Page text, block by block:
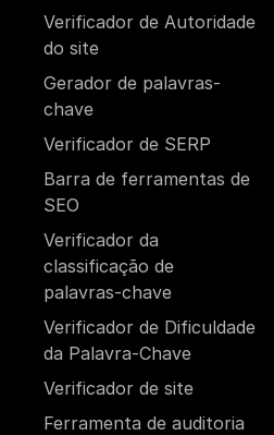
Verificador de Autoridade
do site
Gerador de palavras-
chave
Verificador de SERP
Barra de ferramentas de
SEO
Verificador da
classificação de
palavras-chave
Verificador de Dificuldade
da Palavra-Chave
Verificador de site
Ferramenta de auditoria